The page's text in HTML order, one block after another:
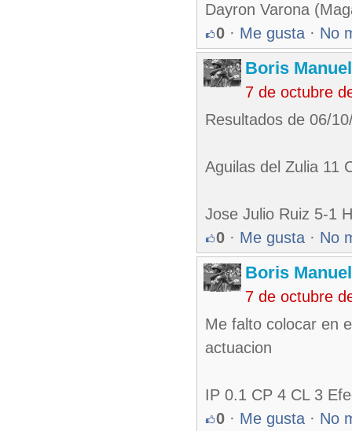
Dayron Varona
0 · Me gusta · No
Boris
7 de octubre
Resultados de 06/
Aguilas del Zulia 11
Jose Julio Ruiz 5-1
0 · Me gusta · No
Boris
7 de octubre
Me falto colocar en
actuacion
IP 0.1 CP 4 CL 3
0 · Me gusta · No